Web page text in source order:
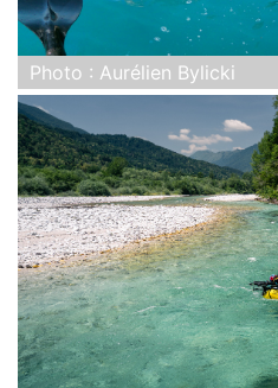
Photo : Aurélien Bylicki